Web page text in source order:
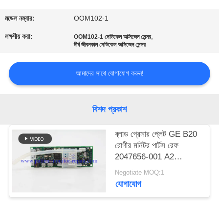
গুণমান
নিয়ন্ত্রণ
আমাদের
সাথে
একটি
উদ্ধৃতি
অনুরোধ
মডেল নম্বার: OOM102-1
লক্ষণীয় করা: OOM102-1 মেডিকেল অক্সিজেন সেন্সর,
দীর্ঘ জীবনকাল মেডিকেল অক্সিজেন সেন্সর
আমাদের সাথে যোগাযোগ করুন!
বিশদ প্রকাশ
ব্লাড প্রেসার প্লেট GE B20
রোগীর মনিটর পার্টস রেফ
2047656-001 A2
অরিজিনাল
Negotiate MOQ:1
যোগাযোগ